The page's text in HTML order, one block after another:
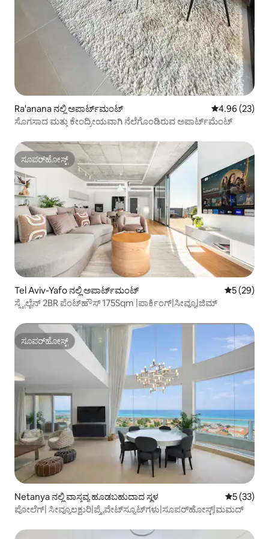
Ra'anana ನಲ್ಲಿ ಅಪಾರ್ಟ್‌ಮಂಟ್ 5 ರಲ್ಲಿ 4.96
4.96 (23)
ಸೊಗಸಾದ ಮತ್ತು ಕೇಂದ್ರೀಯವಾಗಿ ನೆಲೆಗೊಂಡಿರುವ ಅಪಾರ್ಟ್‌ಮೆಂಟ್
ಸೂಪರ್‌ಹೋಸ್ಟ್
ಸೂಪರ್‌ಹೋಸ್ಟ್
Tel Aviv-Yafo ನಲ್ಲಿ ಅಪಾರ್ಟ್‌ಮಂಟ್ 5 ರಲ್ಲಿ 5
5 (29)
ಸ್ಕೈಲೈನ್ 2BR ಪೆಂಟ್‌ಹೌಸ್ 175Sqm |ಪಾರ್ಕಿಂಗ್|ಸೀವ್ಯೂ|ಜಿಮ್
ಸೂಪರ್‌ಹೋಸ್ಟ್
ಸೂಪರ್‌ಹೋಸ್ಟ್
Netanya ನಲ್ಲಿ ವಾಸ್ತವ್ಯ ಹೂಡಬಹುದಾದ ಸ್ಥಳ 5 ರಲ್ಲಿ 5
5 (33)
ಪೋಲೆಗ್| ಸೀವ್ಯೂಲಕ್ಷುರಿ|ಪ್ರೈವೇಟ್‌ಸ್ಯೂಟ್‌ಗಳು|ಸೂಪರ್‌ಹೋಸ್ಟ್|ಮಮದ್